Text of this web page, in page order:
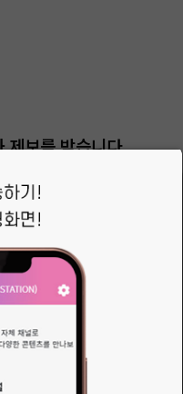
제보를 받습니다.
글
새로운 소식